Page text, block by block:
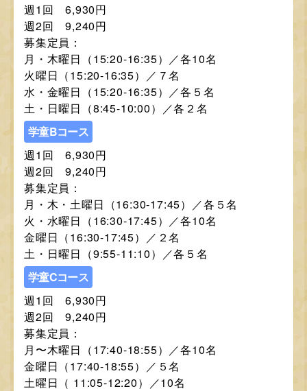
週1回 6,930円
週2回 9,240円
募集定員：
月・木曜日（15:20-16:35）／各10名
火曜日（15:20-16:35）／７名
水・金曜日（15:20-16:35）／各５名
土・日曜日（8:45-10:00）／各２名
学童Bコース
週1回 6,930円
週2回 9,240円
募集定員：
月・木・土曜日（16:30-17:45）／各５名
火・水曜日（16:30-17:45）／各10名
金曜日（16:30-17:45）／２名
土・日曜日（9:55-11:10）／各５名
学童Cコース
週1回 6,930円
週2回 9,240円
募集定員：
月〜木曜日（17:40-18:55）／各10名
金曜日（17:40-18:55）／５名
土曜日（ 11:05-12:20）／10名